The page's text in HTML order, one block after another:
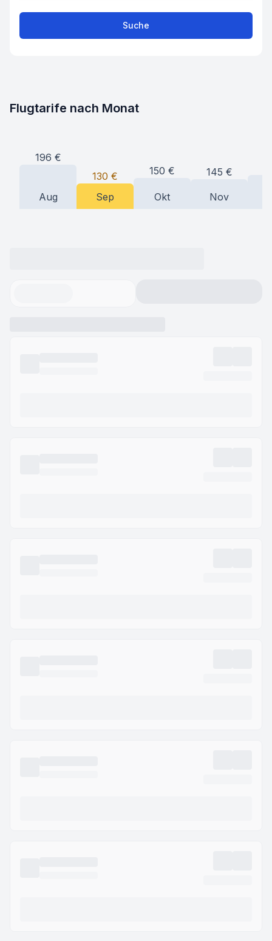
Suche
Flugtarife nach Monat
196 €
Aug
130 €
Sep
150 €
Okt
145 €
Nov